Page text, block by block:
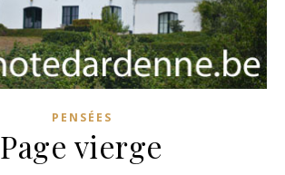
PENSÉES
Page vierge